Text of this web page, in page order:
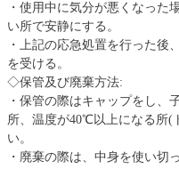
・使用中に気分が悪くなった
い所で安静にする。
・上記の応急処置を行った後
を受ける。
◇保管及び廃棄方法:
・保管の際はキャップをし、
所、温度が40℃以上になる所(
い。
・廃棄の際は、中身を使い切